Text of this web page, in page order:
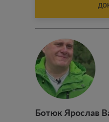
ФАМИЛИЯ
Добавить историю
Ботюк Ярослав